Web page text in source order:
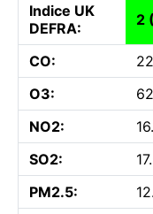
Indice UK
DEFRA:
2
CO:
O3:
NO2:
SO2:
PM2.5: